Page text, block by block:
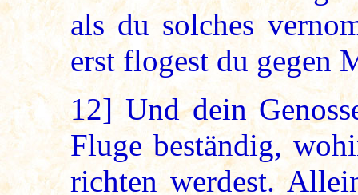
als du solches
erst flogest du gegen
12]Und dein
Fluge beständig,
richten werdest.